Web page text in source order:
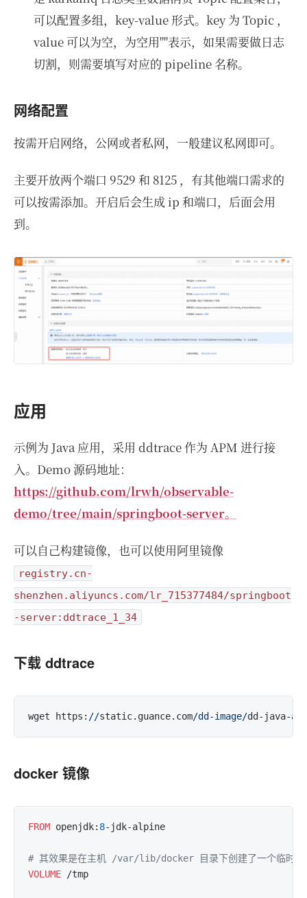
可以配置多组，key-value 形式。key 为 Topic ，
value 可以为空，为空用""表示，如果需要做日志
切割，则需要填写对应的 pipeline 名称。
网络配置
按需开启网络，公网或者私网，一般建议私网即可。
主要开放两个端口 9529 和 8125 ，有其他端口需求的
可以按需添加。开启后会生成 ip 和端口，后面会用
到。
应用
示例为 Java 应用，采用 ddtrace 作为 APM 进行接
入。Demo 源码地址：
https://github.com/lrwh/observable-
demo/tree/main/springboot-server。
可以自己构建镜像，也可以使用阿里镜像
registry.cn-
shenzhen.aliyuncs.com/lr_715377484/springboot
-server:ddtrace_1_34
下载 ddtrace
wget https: //static.guance.com/dd-image/
docker 镜像
FROM openjdk: 8-jdk-alpine
# 其效果是在主机 /var/lib/docker 目录下创建了一个临时文
VOLUME /tmp